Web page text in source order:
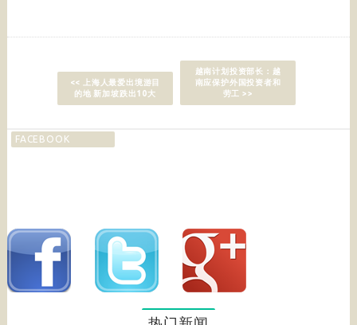
<< 上海人最爱出境游目
的地 新加坡跌出10大
越南计划投资部长：越
南应保护外国投资者和
劳工 >>
FACEBOOK